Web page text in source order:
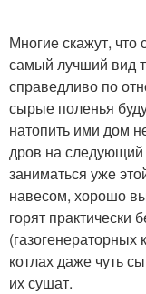
Многие скажут,
самый лучший вид
справедливо по
сырые поленья
натопить ими дом
дров на следующий
заниматься уже
навесом, хорошо
горят
(газогенераторных
котлах даже чуть
их сушат.